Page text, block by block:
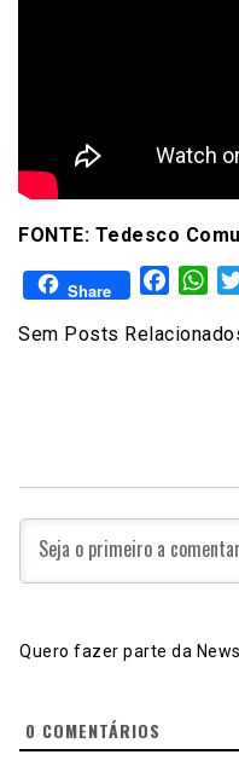
FONTE: Tedesco
Share
Sem Posts
Quero fazer parte da
0 COMENTÁRIOS